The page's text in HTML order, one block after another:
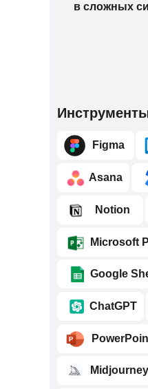
в сложных
⠀⠀⠀Microsoft
⠀⠀⠀Midjourney
⠀⠀⠀ChatGPT
⠀⠀⠀Google
⠀⠀⠀Figma
⠀⠀⠀Asana
⠀⠀⠀Notion